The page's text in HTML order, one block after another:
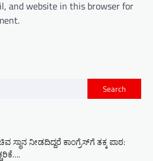
and website in this browser for
Search
ಸ್ಥಾನ ನೀಡದಿದ್ದರೆ ಕಾಂಗ್ರೆಸ್‌ಗೆ ತಕ್ಕ ಪಾಠ: